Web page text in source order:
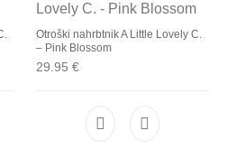
Otroški nahrbtnik A Little Lovely C.
– Pink Blossom
29.95 €